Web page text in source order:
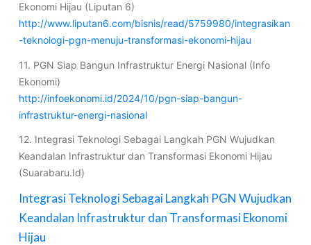
Ekonomi Hijau (Liputan 6)
http://www.liputan6.com/bisnis/read/5759980/integrasikan
-teknologi-pgn-menuju-transformasi-ekonomi-hijau
11. PGN Siap Bangun Infrastruktur Energi Nasional (Info
Ekonomi)
http://infoekonomi.id/2024/10/pgn-siap-bangun-
infrastruktur-energi-nasional
12. Integrasi Teknologi Sebagai Langkah PGN Wujudkan
Keandalan Infrastruktur dan Transformasi Ekonomi Hijau
(Suarabaru.Id)
Integrasi Teknologi Sebagai Langkah PGN Wujudkan
Keandalan Infrastruktur dan Transformasi Ekonomi
Hijau